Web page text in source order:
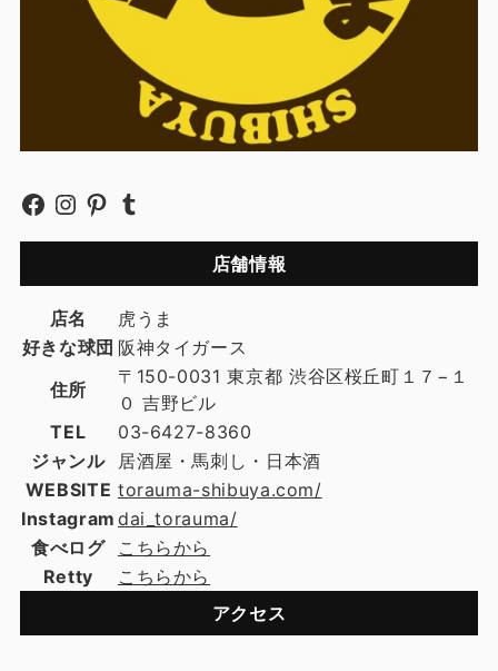
店舗情報
店名
虎うま
好きな球団 阪神タイガース
住所
〒150-0031 東京都 渋谷区桜丘町１７−１
０ 吉野ビル
TEL
03-6427-8360
ジャンル
居酒屋・馬刺し・日本酒
WEBSITE torauma-shibuya.com/
Instagram dai_torauma/
食べログ
こちらから
Retty
こちらから
アクセス